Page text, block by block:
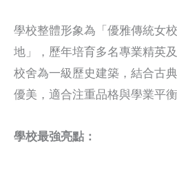
學校整體形象為「優雅傳統女
地」，歷年培育多名專業精英
校舍為一級歷史建築，結合古
優美，適合注重品格與學業平衡
學校最強亮點：